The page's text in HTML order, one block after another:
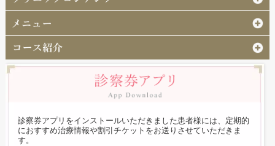
診察券アプリをインストールいただきました患者様には、定期的
におすすめ治療情報や割引チケットをお送りさせていただきま
す。